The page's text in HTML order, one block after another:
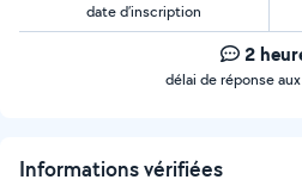
date d’inscription
2
délai de réponse
Informations vérifiées